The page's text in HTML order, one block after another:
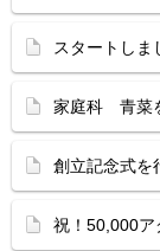
スタートしま
家庭科 青菜
創立記念式を
祝！50,000ア